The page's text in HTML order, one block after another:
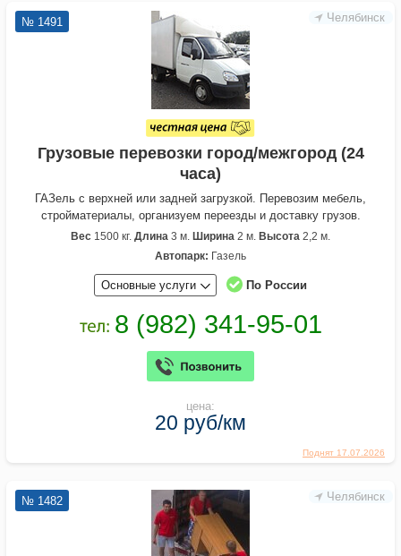
Челябинск
Поднят 17.07.2026
№ 1491
Грузовые перевозки город/межгород (24
часа)
ГАЗель с верхней или задней загрузкой. Перевозим мебель,
стройматериалы, организуем переезды и доставку грузов.
Вес 1500 кг. Длина 3 м. Ширина 2 м. Высота 2,2 м.
Автопарк: Газель
Основные услуги По России
цена:
20 руб/км
Челябинск
№ 1482